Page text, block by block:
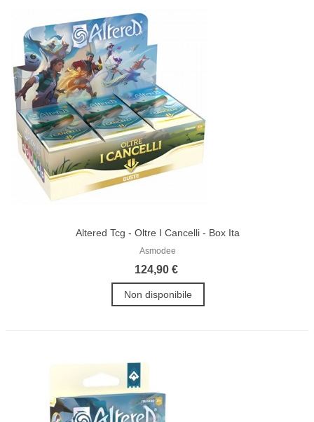
Altered Tcg - Oltre I Cancelli - Box Ita
Asmodee
124,90 €
Non disponibile